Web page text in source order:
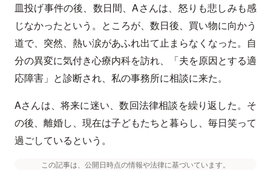
皿投げ事件の後、数日間、Aさんは、怒りも悲しみも感
じなかったという。ところが、数日後、買い物に向かう
道で、突然、熱い涙があふれ出て止まらなくなった。自
分の異変に気付き心療内科を訪れ、「夫を原因とする適
応障害」と診断され、私の事務所に相談に来た。
Aさんは、将来に迷い、数回法律相談を繰り返した。そ
の後、離婚し、現在は子どもたちと暮らし、毎日笑って
過ごしているという。
この記事は、公開日時点の情報や法律に基づいています。